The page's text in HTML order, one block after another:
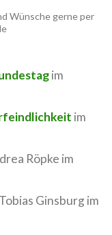
Wünsche gerne per
im
im
Röpke im
Ginsburg im